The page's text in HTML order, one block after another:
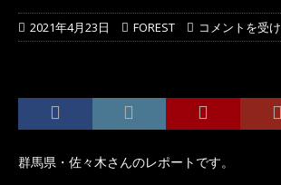
2021年4月23日 FOREST コメントを受
群馬県・佐々木さんのレポートです。